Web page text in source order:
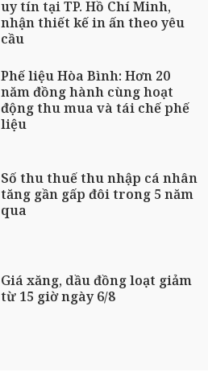
uy tín tại TP. Hồ Chí Minh,
nhận thiết kế in ấn theo yêu
cầu
Phế liệu Hòa Bình: Hơn 20
năm đồng hành cùng hoạt
động thu mua và tái chế phế
liệu
Số thu thuế thu nhập cá nhân
tăng gần gấp đôi trong 5 năm
qua
Giá xăng, dầu đồng loạt giảm
từ 15 giờ ngày 6/8